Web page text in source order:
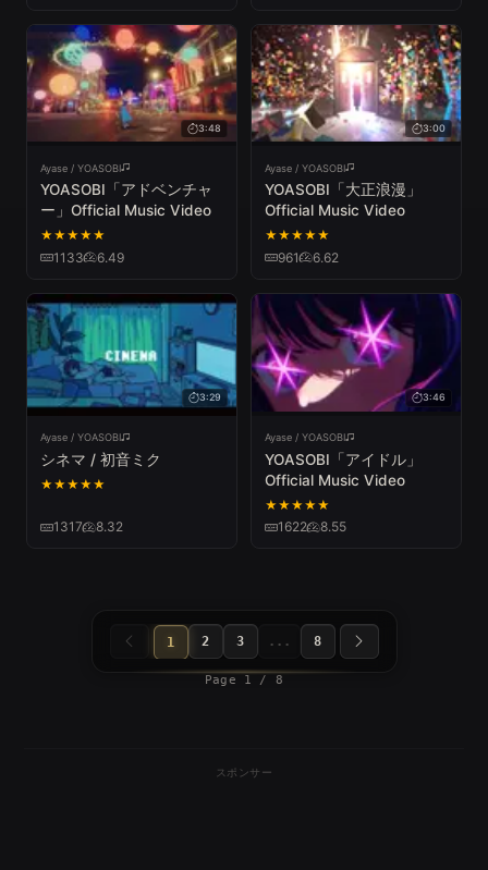
3:48
Ayase / YOASOBI
YOASOBI「アドベンチャ
ー」Official Music Video
★★★★★
1133 6.49
3:00
Ayase / YOASOBI
YOASOBI「大正浪漫」
Official Music Video
★★★★★
961 6.62
3:29
Ayase / YOASOBI
シネマ / 初音ミク
★★★★★
1317 8.32
3:46
Ayase / YOASOBI
YOASOBI「アイドル」
Official Music Video
★★★★★
1622 8.55
1 2 3 ... 8
Page 1 / 8
スポンサー